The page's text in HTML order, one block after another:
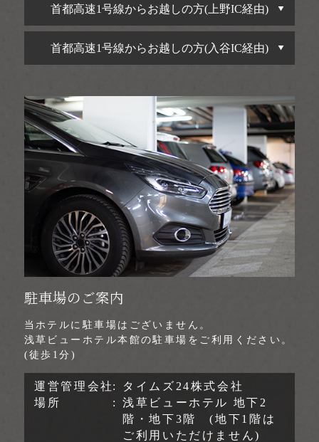
首都高速1号線からお越しの方(上野IC経由)
首都高速1号線からお越しの方(入谷IC経由)
駐車場のご案内
当ホテルに駐車場はございません。
浅草ビューホテル本館の駐車場をご利用ください。
(徒歩1分)
運営管理会社
タイムズ24株式会社
場所
浅草ビューホテル 地下2
階・地下3階 (地下1階は
ご利用いただけません)